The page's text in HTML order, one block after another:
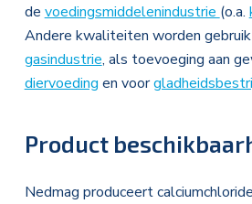
de voedingsmiddelenindustrie (o.a.
Andere kwaliteiten worden
gasindustrie, als toevoeging aan
diervoeding en voor
Product
Nedmag produceert